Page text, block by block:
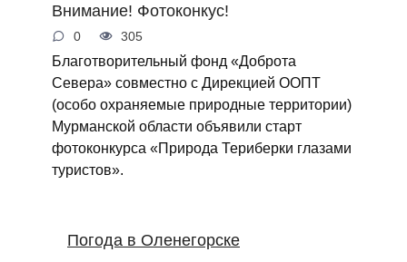
Внимание! Фотоконкус!
0 305
Благотворительный фонд «Доброта
Севера» совместно с Дирекцией ООПТ
(особо охраняемые природные территории)
Мурманской области объявили старт
фотоконкурса «Природа Териберки глазами
туристов».
Погода в Оленегорске